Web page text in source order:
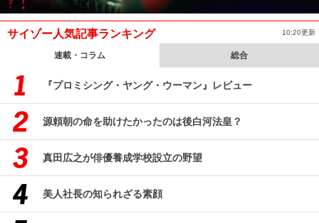
サイゾー人気記事ランキング 10:20更新
連載・コラム 総合
『プロミシング・ヤング・ウーマン』レビュー
源頼朝の命を助けたかったのは後白河法皇？
真田広之が俳優養成学校設立の野望
美人社長の知られざる素顔